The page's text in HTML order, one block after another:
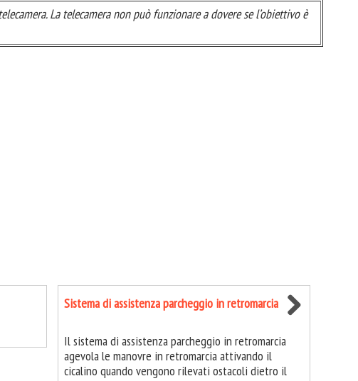
La telecamera non può funzionare a dovere se l’obiettivo è
Sistema di assistenza parcheggio in retromarcia
Il sistema di assistenza parcheggio in retromarcia
agevola le manovre in retromarcia attivando il
cicalino quando vengono rilevati ostacoli dietro il